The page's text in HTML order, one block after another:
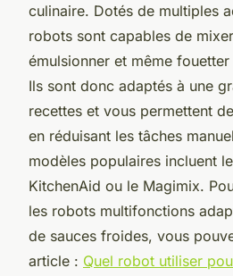
culinaire. Dotés de multiples
robots sont capables de
émulsionner et même
Ils sont donc adaptés à une
recettes et vous permettent
en réduisant les tâches
modèles populaires incluent
KitchenAid ou le Magimix.
les robots multifonctions
de sauces froides, vous
article : Quel robot utiliser